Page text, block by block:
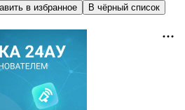
в избранное
В чёрный список